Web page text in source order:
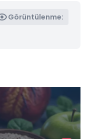
Görüntülenme: